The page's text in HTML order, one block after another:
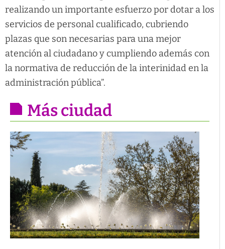
realizando un importante esfuerzo por dotar a los
servicios de personal cualificado, cubriendo
plazas que son necesarias para una mejor
atención al ciudadano y cumpliendo además con
la normativa de reducción de la interinidad en la
administración pública”.
Más ciudad